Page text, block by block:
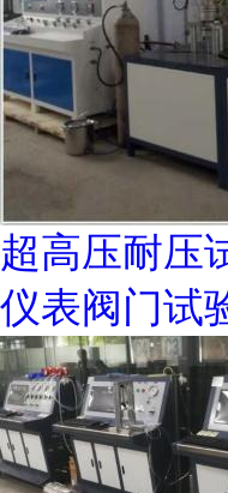
超高压耐压
仪表阀门试